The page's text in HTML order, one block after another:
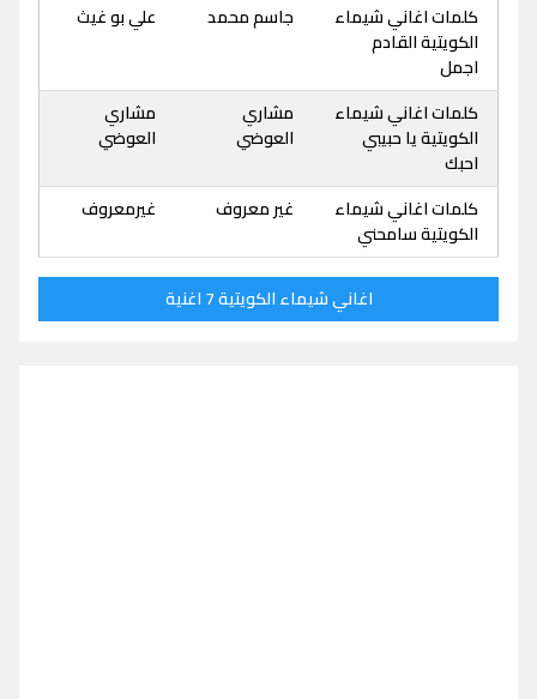
كلمات اغاني شيماء
الكويتية القادم
اجمل
جاسم محمد علي بو غيث
كلمات اغاني شيماء
الكويتية يا حبيبي
احبك
مشاري
العوضي
مشاري
العوضي
كلمات اغاني شيماء
الكويتية سامحني
غير معروف غيرمعروف
اغاني شيماء الكويتية 7 اغنية